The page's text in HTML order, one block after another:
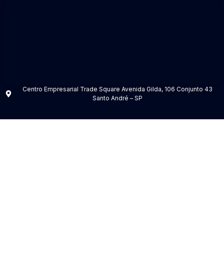
Centro Empresarial Trade Square Avenida Gilda, 106 Conjunto 43
Santo André – SP